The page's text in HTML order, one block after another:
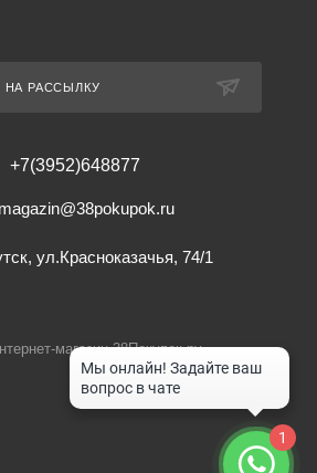
НА РАССЫЛКУ
+7(3952)648877
magazin@38pokupok.ru
ул.Красноказачья, 74/1
магазин 38Покупок.ру
1